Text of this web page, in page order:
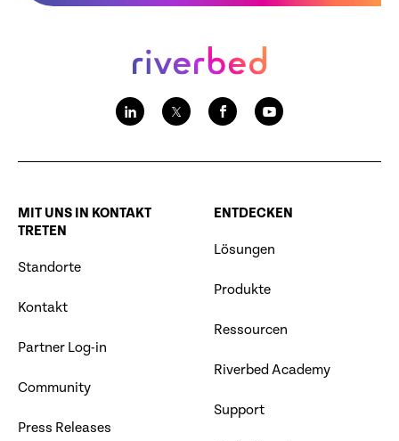
MIT UNS IN KONTAKT
TRETEN
Standorte
Kontakt
Partner Log-in
Community
Press Releases
ENTDECKEN
Lösungen
Produkte
Ressourcen
Riverbed Academy
Support